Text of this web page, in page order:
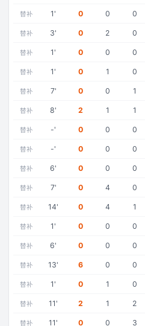
替补 1' 0 0 0
替补 3' 0 2 0
替补 1' 0 0 0
替补 1' 0 1 0
替补 7' 0 0 1
替补 8' 2 1 1
替补 -' 0 0 0
替补 -' 0 0 0
替补 6' 0 0 0
替补 7' 0 4 0
替补 14' 0 4 1
替补 1' 0 0 0
替补 6' 0 0 0
替补 13' 6 0 0
替补 1' 0 1 0
替补 11' 2 1 2
替补 11' 0 0 3